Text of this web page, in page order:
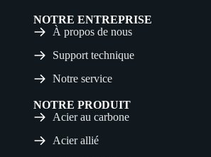
NOTRE ENTREPRISE
À propos de nous
Support technique
Notre service
NOTRE PRODUIT
Acier au carbone
Acier allié